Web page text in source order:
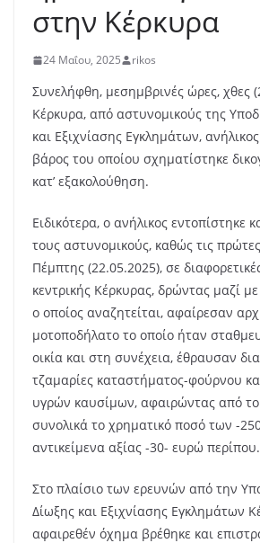
στην Κέρκυρα
24 Μαΐου, 2025 rikos
Συνελήφθη, μεσημβρινές ώρες, χθες
Κέρκυρα, από αστυνομικούς της
και Εξιχνίασης Εγκλημάτων,
βάρος του οποίου σχηματίστηκε
κατ’ εξακολούθηση.
Ειδικότερα, ο ανήλικος εντοπίστηκε
τους αστυνομικούς, καθώς τις
Πέμπτης (22.05.2025), σε
κεντρικής Κέρκυρας, δρώντας μαζί
ο οποίος αναζητείται, αφαίρεσαν
μοτοποδήλατο το οποίο ήταν
οικία και στη συνέχεια, έθραυσαν
τζαμαρίες καταστήματος-φούρνου
υγρών καυσίμων, αφαιρώντας από το
συνολικά το χρηματικό ποσό των -
αντικείμενα αξίας -30- ευρώ περίπου.
Στο πλαίσιο των ερευνών από την
Δίωξης και Εξιχνίασης Εγκλημάτων
αφαιρεθέν όχημα βρέθηκε και